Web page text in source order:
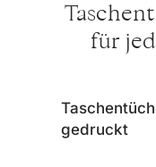
für
gedruckt